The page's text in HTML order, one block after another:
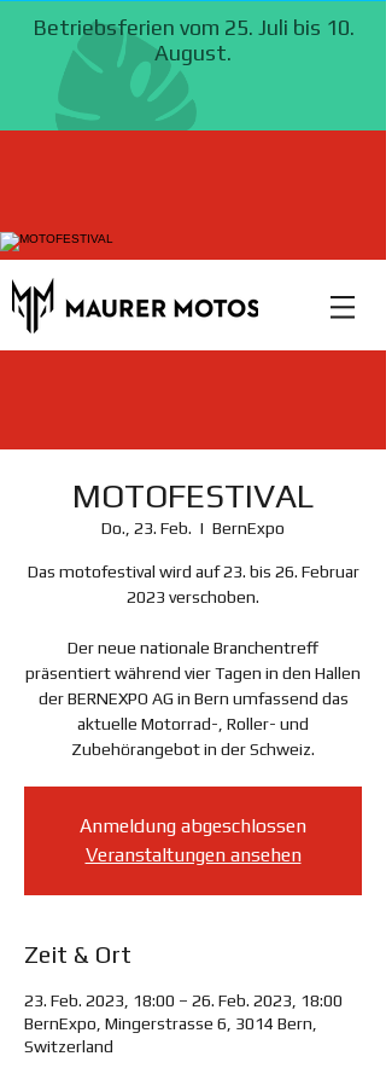
MOTOFESTIVAL
Do., 23. Feb.
  |
BernExpo
Das motofestival wird auf 23. bis 26. Februar
2023 verschoben.
Der neue nationale Branchentreff
präsentiert während vier Tagen in den Hallen
der BERNEXPO AG in Bern umfassend das
aktuelle Motorrad-, Roller- und
Zubehörangebot in der Schweiz.
Anmeldung abgeschlossen
Veranstaltungen ansehen
Zeit & Ort
23. Feb. 2023, 18:00 – 26. Feb. 2023, 18:00
BernExpo, Mingerstrasse 6, 3014 Bern,
Switzerland